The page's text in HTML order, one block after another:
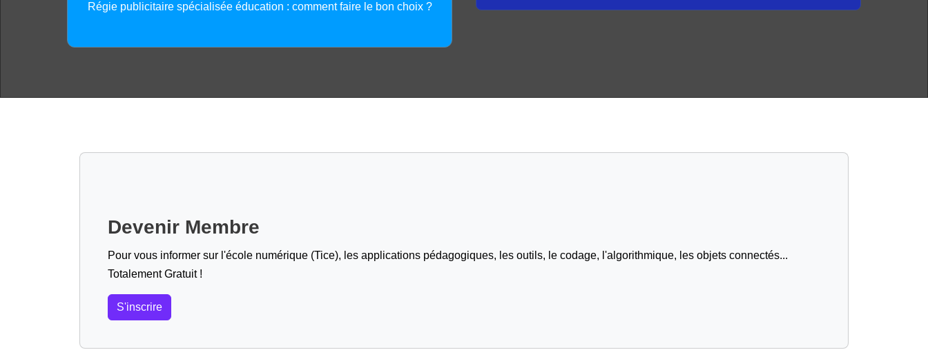
Régie publicitaire spécialisée éducation : comment faire le bon choix ?
Devenir Membre
Pour vous informer sur l'école numérique (Tice), les applications pédagogiques, les outils, le codage, l'algorithmique, les objets connectés...
Totalement Gratuit !
S'inscrire